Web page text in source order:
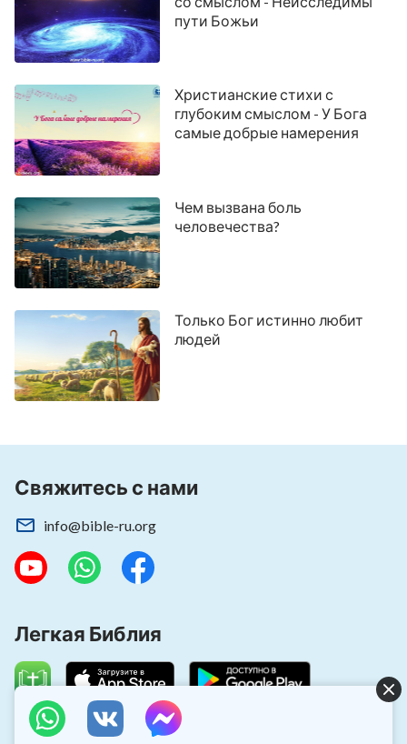
пути Божьи
Христианские стихи с
глубоким смыслом - У Бога
самые добрые намерения
Чем вызвана боль
человечества?
Только Бог истинно любит
людей
Свяжитесь с нами
info@bible-ru.org
Легкая Библия